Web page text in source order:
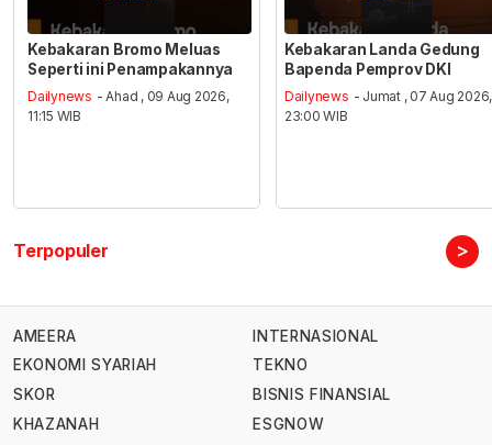
Kebakaran Bromo Meluas
Seperti ini Penampakannya
Dailynews - Ahad , 09 Aug 2026,
11:15 WIB
Kebakaran Landa Gedung
Bapenda Pemprov DKI
Dailynews - Jumat , 07 Aug 2026,
23:00 WIB
Terpopuler >
AMEERA
EKONOMI SYARIAH
SKOR
KHAZANAH
INTERNASIONAL
TEKNO
BISNIS FINANSIAL
ESGNOW